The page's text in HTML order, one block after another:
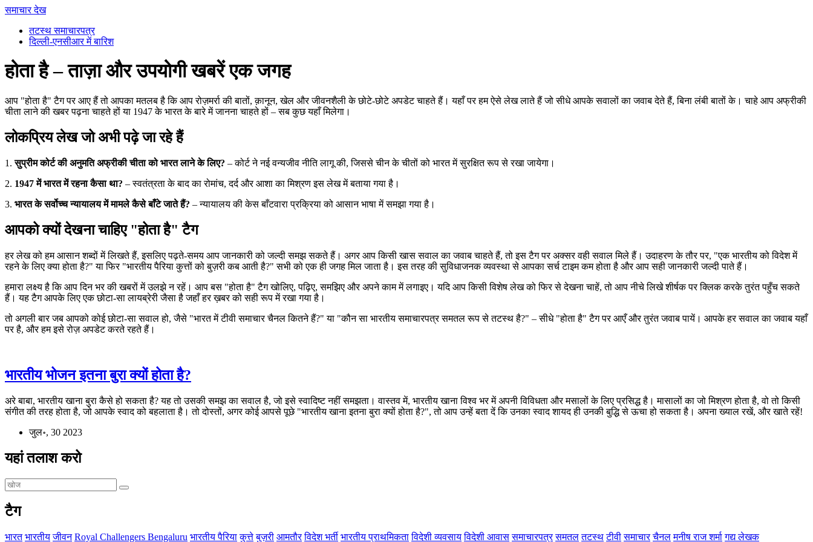
समाचार देख
तटस्थ समाचारपत्र
दिल्ली-एनसीआर में बारिश
होता है – ताज़ा और उपयोगी खबरें एक जगह
आप "होता है" टैग पर आए हैं तो आपका मतलब है कि आप रोज़मर्रा की बातों, क़ानून, खेल और जीवनशैली के छोटे‑छोटे अपडेट चाहते हैं। यहाँ पर हम ऐसे लेख लाते हैं जो सीधे आपके सवालों का जवाब देते हैं, बिना लंबी बातों के। चाहे आप अफ्रीकी
चीता लाने की खबर पढ़ना चाहते हों या 1947 के भारत के बारे में जानना चाहते हों – सब कुछ यहाँ मिलेगा।
लोकप्रिय लेख जो अभी पढ़े जा रहे हैं
1.सुप्रीम कोर्ट की अनुमति अफ्रीकी चीता को भारत लाने के लिए? – कोर्ट ने नई वन्यजीव नीति लागू की, जिससे चीन के चीतों को भारत में सुरक्षित रूप से रखा जायेगा।
2. 1947 में भारत में रहना कैसा था? – स्वतंत्रता के बाद का रोमांच, दर्द और आशा का मिश्रण इस लेख में बताया गया है।
3. भारत के सर्वोच्च न्यायालय में मामले कैसे बाँटे जाते हैं? – न्यायालय की केस बाँटवारा प्रक्रिया को आसान भाषा में समझा गया है।
आपको क्यों देखना चाहिए "होता है" टैग
हर लेख को हम आसान शब्दों में लिखते हैं, इसलिए पढ़ते‑समय आप जानकारी को जल्दी समझ सकते हैं। अगर आप किसी खास सवाल का जवाब चाहते हैं, तो इस टैग पर अक्सर वही सवाल मिले हैं। उदाहरण के तौर पर, "एक भारतीय को विदेश में
रहने के लिए क्या होता है?" या फिर "भारतीय पैरिया कुत्तों को बुज़री कब आती है?" सभी को एक ही जगह मिल जाता है। इस तरह की सुविधाजनक व्यवस्था से आपका सर्च टाइम कम होता है और आप सही जानकारी जल्दी पाते हैं।
हमारा लक्ष्य है कि आप दिन भर की खबरों में उलझे न रहें। आप बस "होता है" टैग खोलिए, पढ़िए, समझिए और अपने काम में लगाइए। यदि आप किसी विशेष लेख को फिर से देखना चाहें, तो आप नीचे लिखे शीर्षक पर क्लिक करके तुरंत पहुँच सकते
हैं। यह टैग आपके लिए एक छोटा‑सा लायब्रेरी जैसा है जहाँ हर ख़बर को सही रूप में रखा गया है।
तो अगली बार जब आपको कोई छोटा‑सा सवाल हो, जैसे "भारत में टीवी समाचार चैनल कितने हैं?" या "कौन सा भारतीय समाचारपत्र समतल रूप से तटस्थ है?" – सीधे "होता है" टैग पर आएँ और तुरंत जवाब पायें। आपके हर सवाल का जवाब यहाँ
पर है, और हम इसे रोज़ अपडेट करते रहते हैं।
भारतीय भोजन इतना बुरा क्यों होता है?
अरे बाबा, भारतीय खाना बुरा कैसे हो सकता है? यह तो उसकी समझ का सवाल है, जो इसे स्वादिष्ट नहीं समझता। वास्तव में, भारतीय खाना विश्व भर में अपनी विविधता और मसालों के लिए प्रसिद्ध है। मासालों का जो मिश्रण होता है, वो तो किसी
संगीत की तरह होता है, जो आपके स्वाद को बहलाता है। तो दोस्तों, अगर कोई आपसे पूछे "भारतीय खाना इतना बुरा क्यों होता है?", तो आप उन्हें बता दें कि उनका स्वाद शायद ही उनकी बुद्धि से ऊचा हो सकता है। अपना ख्याल रखें, और खाते रहें!
जुल॰, 30 2023
यहां तलाश करो
टैग
भारत भारतीय जीवन Royal Challengers Bengaluru भारतीय पैरिया कुत्ते बुज़री आमतौर विदेश भर्ती भारतीय प्राथमिकता विदेशी व्यवसाय विदेशी आवास समाचारपत्र समतल तटस्थ टीवी समाचार चैनल मनीष राज शर्मा गद्य लेखक